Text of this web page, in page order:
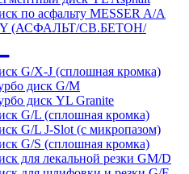
по асфальту MESSER A/A
(АСФАЛЬТ/СВ.БЕТОН/
G/X-J (сплошная кромка)
диск G/M
диск YL Granite
G/L (сплошная кромка)
G/L J-Slot (с микропазом)
G/S (сплошная кромка)
для лекальной резки GM/D